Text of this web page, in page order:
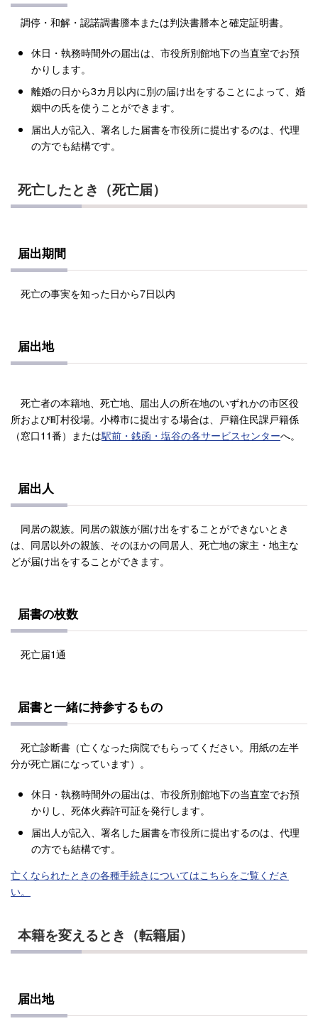
調停・和解・認諾調書謄本または判決書謄本と確定証明書。
休日・執務時間外の届出は、市役所別館地下の当直室でお預
かりします。
離婚の日から3カ月以内に別の届け出をすることによって、婚
姻中の氏を使うことができます。
届出人が記入、署名した届書を市役所に提出するのは、代理
の方でも結構です。
死亡したとき（死亡届）
届出期間
死亡の事実を知った日から7日以内
届出地
死亡者の本籍地、死亡地、届出人の所在地のいずれかの市区役
所および町村役場。小樽市に提出する場合は、戸籍住民課戸籍係
（窓口11番）または駅前・銭函・塩谷の各サービスセンターへ。
届出人
同居の親族。同居の親族が届け出をすることができないとき
は、同居以外の親族、そのほかの同居人、死亡地の家主・地主な
どが届け出をすることができます。
届書の枚数
死亡届1通
届書と一緒に持参するもの
死亡診断書（亡くなった病院でもらってください。用紙の左半
分が死亡届になっています）。
休日・執務時間外の届出は、市役所別館地下の当直室でお預
かりし、死体火葬許可証を発行します。
届出人が記入、署名した届書を市役所に提出するのは、代理
の方でも結構です。
亡くなられたときの各種手続きについてはこちらをご覧くださ
い。
本籍を変えるとき（転籍届）
届出地